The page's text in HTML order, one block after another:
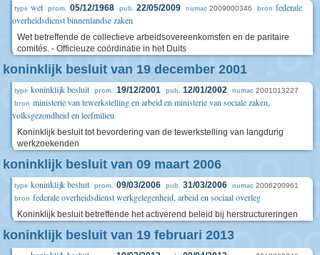
type wet prom. 05/12/1968 pub. 22/05/2009 numac 2009000346 bron federale
overheidsdienst binnenlandse zaken
Wet betreffende de collectieve arbeidsovereenkomsten en de paritaire
comités. - Officieuze coördinatie in het Duits
koninklijk besluit van 19 december 2001
type koninklijk besluit prom. 19/12/2001 pub. 12/01/2002 numac 2001013227
bron ministerie van tewerkstelling en arbeid en ministerie van sociale zaken,
volksgezondheid en leefmilieu
Koninklijk besluit tot bevordering van de tewerkstelling van langdurig
werkzoekenden
koninklijk besluit van 09 maart 2006
type koninklijk besluit prom. 09/03/2006 pub. 31/03/2006 numac 2006200961
bron federale overheidsdienst werkgelegenheid, arbeid en sociaal overleg
Koninklijk besluit betreffende het activerend beleid bij herstructureringen
koninklijk besluit van 19 februari 2013